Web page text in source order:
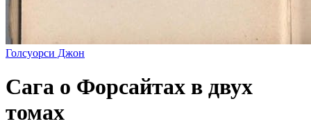
Голсуорси Джон
Сага о Форсайтах в двух
томах